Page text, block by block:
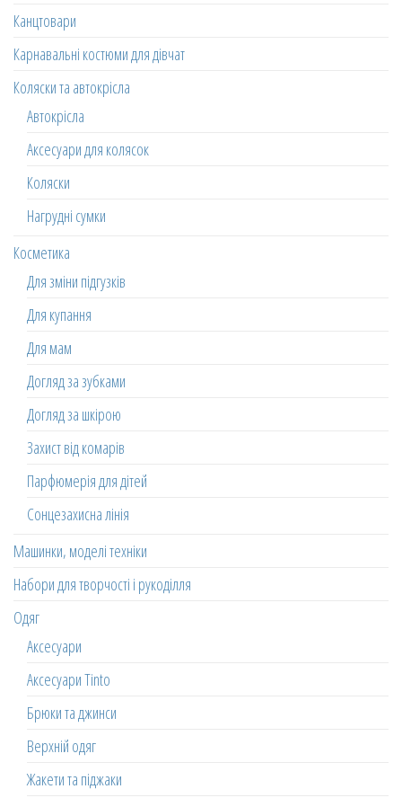
Канцтовари
Карнавальні костюми для дівчат
Коляски та автокрісла
Автокрісла
Аксесуари для колясок
Коляски
Нагрудні сумки
Косметика
Для зміни підгузків
Для купання
Для мам
Догляд за зубками
Догляд за шкірою
Захист від комарів
Парфюмерія для дітей
Сонцезахисна лінія
Машинки, моделі техніки
Набори для творчості і рукоділля
Одяг
Аксесуари
Аксесуари Tinto
Брюки та джинси
Верхній одяг
Жакети та піджаки